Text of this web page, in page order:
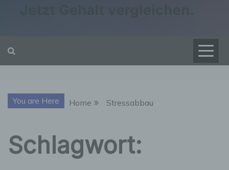
You are Here Home Stressabbau
Schlagwort: